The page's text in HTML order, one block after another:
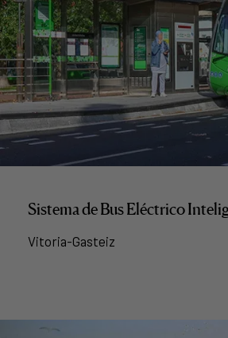
Sistema de Bus Eléctrico
Vitoria-Gasteiz